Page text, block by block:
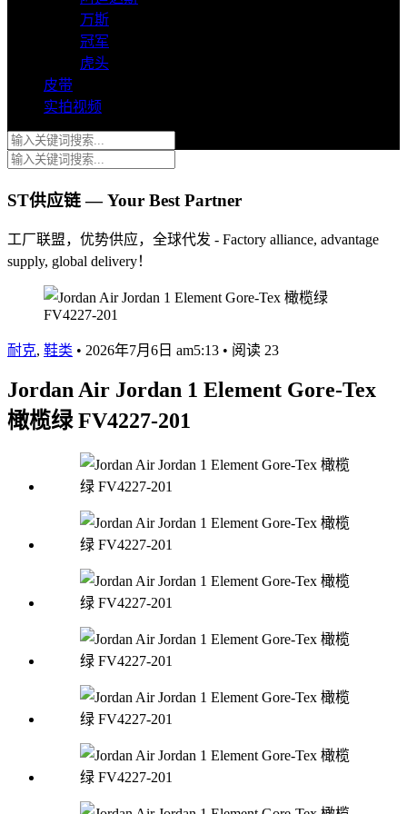
万斯
冠军
虎头
皮带
实拍视频
ST供应链 — Your Best Partner
工厂联盟，优势供应，全球代发 - Factory alliance, advantage
supply, global delivery！
耐克, 鞋类 • 2026年7月6日 am5:13 • 阅读 23
Jordan Air Jordan 1 Element Gore-Tex
橄榄绿 FV4227-201